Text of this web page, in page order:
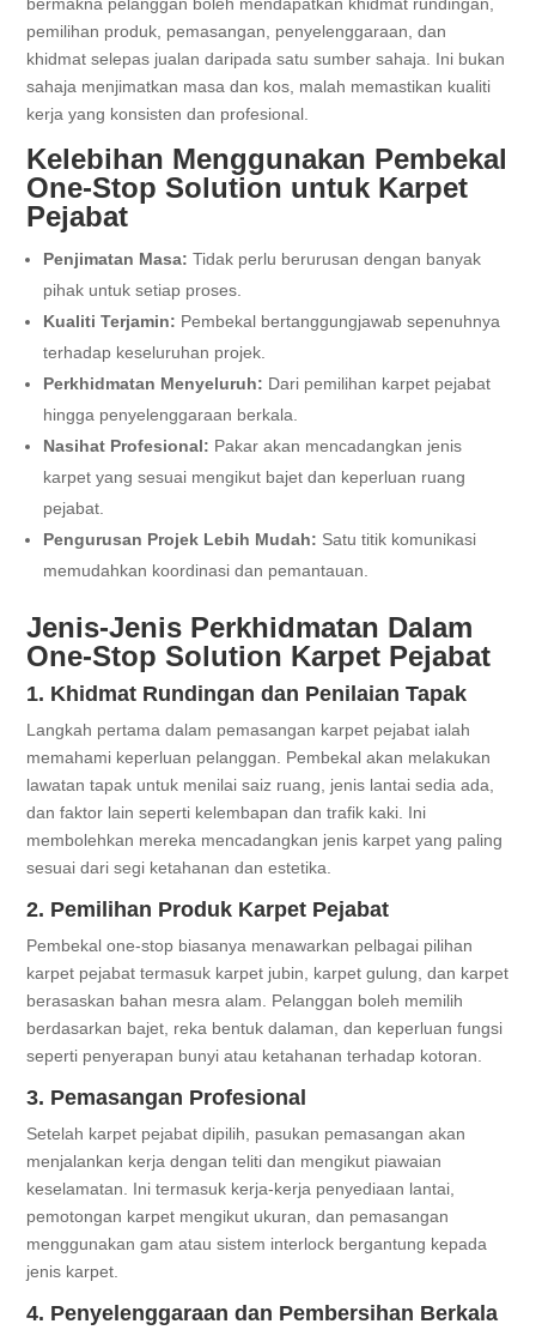
pemilihan produk, pemasangan, penyelenggaraan, dan
khidmat selepas jualan daripada satu sumber sahaja. Ini bukan
sahaja menjimatkan masa dan kos, malah memastikan kualiti
kerja yang konsisten dan profesional.
Kelebihan Menggunakan Pembekal
One-Stop Solution untuk Karpet
Pejabat
Penjimatan Masa: Tidak perlu berurusan dengan banyak
pihak untuk setiap proses.
Kualiti Terjamin: Pembekal bertanggungjawab sepenuhnya
terhadap keseluruhan projek.
Perkhidmatan Menyeluruh: Dari pemilihan karpet pejabat
hingga penyelenggaraan berkala.
Nasihat Profesional: Pakar akan mencadangkan jenis
karpet yang sesuai mengikut bajet dan keperluan ruang
pejabat.
Pengurusan Projek Lebih Mudah: Satu titik komunikasi
memudahkan koordinasi dan pemantauan.
Jenis-Jenis Perkhidmatan Dalam
One-Stop Solution Karpet Pejabat
1. Khidmat Rundingan dan Penilaian Tapak
Langkah pertama dalam pemasangan karpet pejabat ialah
memahami keperluan pelanggan. Pembekal akan melakukan
lawatan tapak untuk menilai saiz ruang, jenis lantai sedia ada,
dan faktor lain seperti kelembapan dan trafik kaki. Ini
membolehkan mereka mencadangkan jenis karpet yang paling
sesuai dari segi ketahanan dan estetika.
2. Pemilihan Produk Karpet Pejabat
Pembekal one-stop biasanya menawarkan pelbagai pilihan
karpet pejabat termasuk karpet jubin, karpet gulung, dan karpet
berasaskan bahan mesra alam. Pelanggan boleh memilih
berdasarkan bajet, reka bentuk dalaman, dan keperluan fungsi
seperti penyerapan bunyi atau ketahanan terhadap kotoran.
3. Pemasangan Profesional
Setelah karpet pejabat dipilih, pasukan pemasangan akan
menjalankan kerja dengan teliti dan mengikut piawaian
keselamatan. Ini termasuk kerja-kerja penyediaan lantai,
pemotongan karpet mengikut ukuran, dan pemasangan
menggunakan gam atau sistem interlock bergantung kepada
jenis karpet.
4. Penyelenggaraan dan Pembersihan Berkala